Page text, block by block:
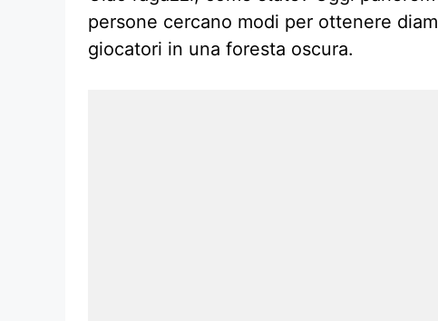
persone cercano modi per ottenere
giocatori in una foresta oscura.